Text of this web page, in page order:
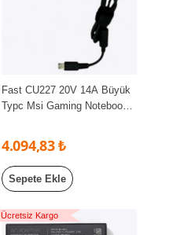
Fast CU227 20V 14A Büyük
Typc Msi Gaming Notebook
4.094,83 ₺
Sepete Ekle
Ücretsiz Kargo